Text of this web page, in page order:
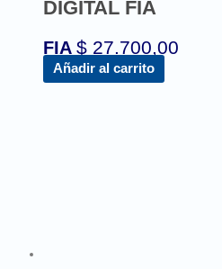
DIGITAL FIA
FIA $ 27.700,00
Añadir al carrito